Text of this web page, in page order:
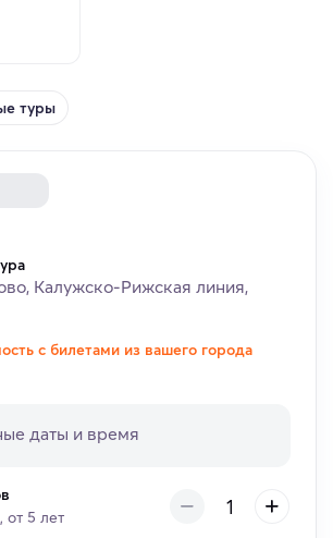
туры
Калужско-Рижская линия,
с билетами из вашего города
от 5 лет